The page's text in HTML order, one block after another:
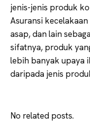
jenis-jenis produk
Asuransi
asap, dan lain
sifatnya, produk
lebih banyak upaya
daripada jenis
No related posts.